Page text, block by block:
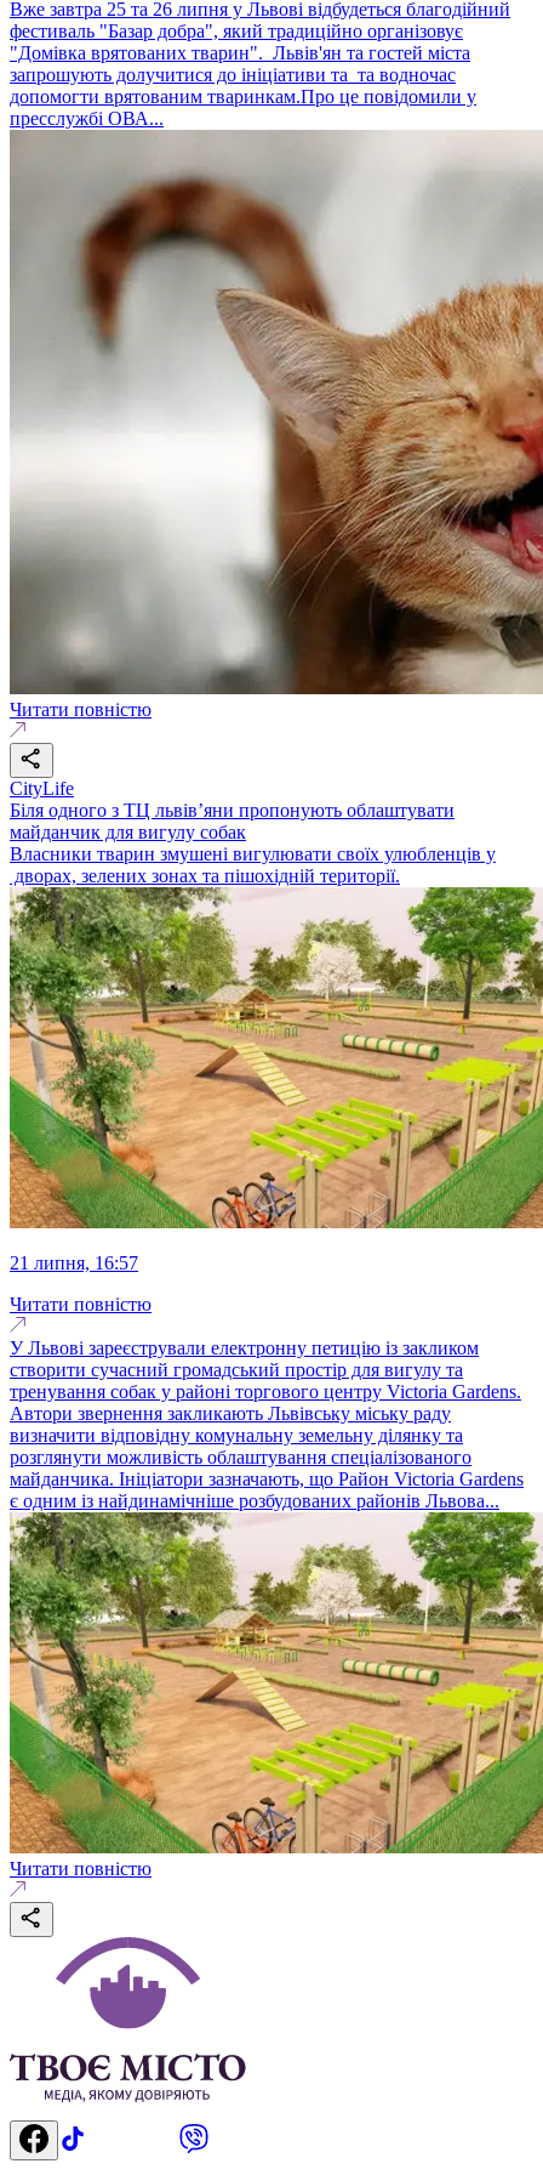
Вже завтра 25 та 26 липня у Львові відбудеться благодійний
фестиваль "Базар добра", який традиційно організовує
"Домівка врятованих тварин". Львів'ян та гостей міста
запрошують долучитися до ініціативи та та водночас
допомогти врятованим тваринкам.Про це повідомили у
пресслужбі ОВА...
Читати повністю
CityLife
Біля одного з ТЦ львівʼяни пропонують облаштувати
майданчик для вигулу собак
Власники тварин змушені вигулювати своїх улюбленців у
дворах, зелених зонах та пішохідній території.
21 липня, 16:57
Читати повністю
У Львові зареєстрували електронну петицію із закликом
створити сучасний громадський простір для вигулу та
тренування собак у районі торгового центру Victoria Gardens.
Автори звернення закликають Львівську міську раду
визначити відповідну комунальну земельну ділянку та
розглянути можливість облаштування спеціалізованого
майданчика. Ініціатори зазначають, що Район Victoria Gardens
є одним із найдинамічніше розбудованих районів Львова...
Читати повністю